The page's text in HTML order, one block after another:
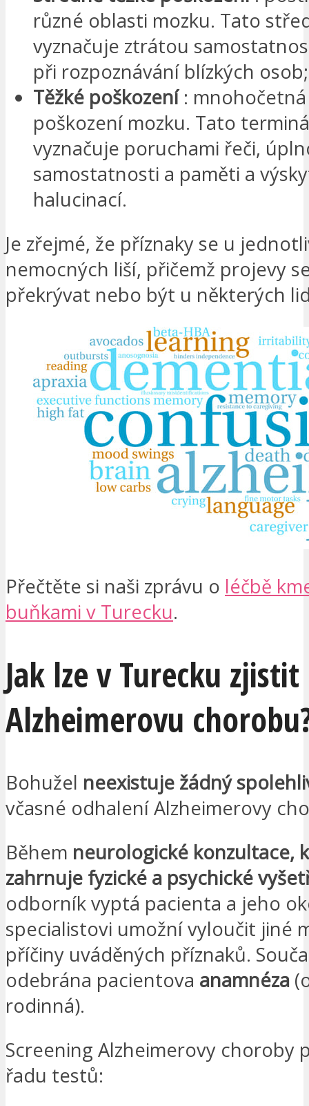
různé oblasti mozku. Tato
vyznačuje ztrátou
při rozpoznávání blízkých osob;
Těžké poškození:
poškození mozku. Tato
vyznačuje poruchami řeči,
samostatnosti a paměti a
halucinací.
Je zřejmé, že příznaky se u
nemocných liší, přičemž projevy
překrývat nebo být u některých
Přečtěte si naši zprávu o léčbě
buňkami v Turecku.
Jak lze v Turecku zjistit
Alzheimerovu
Bohužel neexistuje žádný
včasné odhalení Alzheimerovy
Během neurologické konzultace,
zahrnuje fyzické a psychické
odborník vyptá pacienta a jeho
specialistovi umožní vyloučit jiné
příčiny uváděných příznaků.
odebrána pacientova anamnéza
rodinná).
Screening Alzheimerovy choroby
řadu testů: